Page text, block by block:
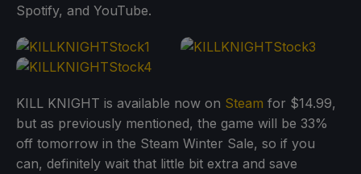
Spotify, and YouTube.
KILL KNIGHT is available now on Steam for $14.99,
but as previously mentioned, the game will be 33%
off tomorrow in the Steam Winter Sale, so if you
can, definitely wait that little bit extra and save